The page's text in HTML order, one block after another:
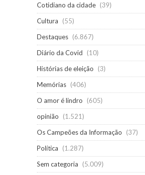
Cotidiano da cidade (39)
Cultura
(55)
Destaques (6.867)
Diário da Covid
(10)
Histórias de eleição
(3)
Memórias (406)
O amor é lindro
(605)
opinião
(1.521)
Os Campeões da Informação
(37)
Política
(1.287)
Sem categoria
(5.009)